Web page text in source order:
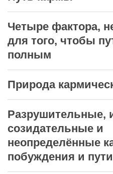
Четыре фактора,
для того, чтобы
полным
Природа
Разрушительные,
созидательные и
неопределённые
побуждения и